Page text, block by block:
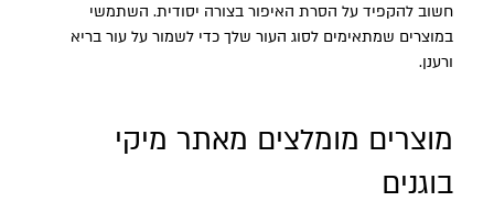
חשוב להקפיד על הסרת האיפור בצורה יסודית. השתמשי
במוצרים שמתאימים לסוג העור שלך כדי לשמור על עור בריא
ורענן.
מוצרים מומלצים מאתר מיקי
בוגנים